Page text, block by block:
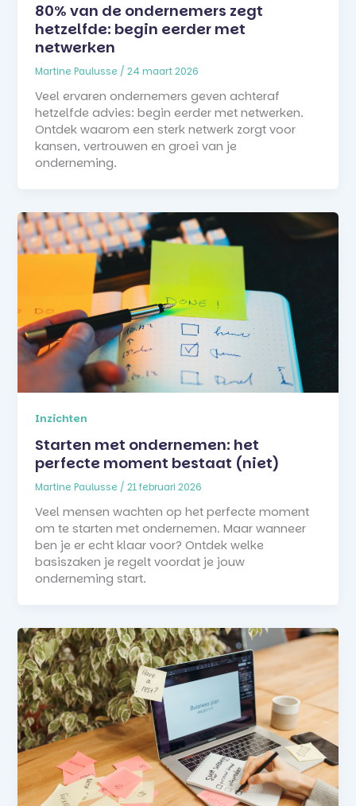
80% van de ondernemers zegt
hetzelfde: begin eerder met
netwerken
Martine Paulusse /24 maart 2026
Veel ervaren ondernemers geven achteraf
hetzelfde advies: begin eerder met netwerken.
Ontdek waarom een sterk netwerk zorgt voor
kansen, vertrouwen en groei van je
onderneming.
Inzichten
Starten met ondernemen: het
perfecte moment bestaat (niet)
Martine Paulusse /21 februari 2026
Veel mensen wachten op het perfecte moment
om te starten met ondernemen. Maar wanneer
ben je er echt klaar voor? Ontdek welke
basiszaken je regelt voordat je jouw
onderneming start.